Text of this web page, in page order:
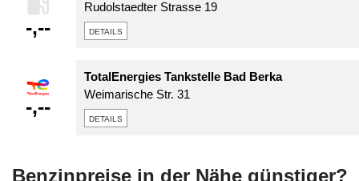
-,--
Rudolstaedter Strasse 19
details
-,--
TotalEnergies Tankstelle Bad Berka
Weimarische Str. 31
details
Benzinpreise in der Nähe günstiger?